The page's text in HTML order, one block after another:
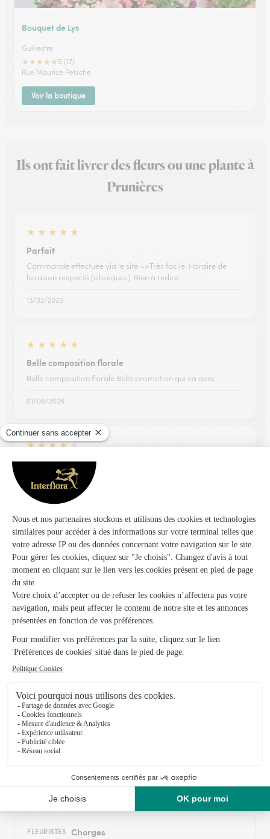
Bouquet de Lys
Guillestre
★★★★★ 5 (17)
Rue Maurice Petsche
Voir la boutique
Ils ont fait livrer des fleurs ou une plante à
Prunières
★ ★ ★ ★ ★
Parfait
Commande effectuée via le site =>Très facile. Horaire de
livraison respecté (obsèques). Rien à redire
13/02/2026
★ ★ ★ ★ ★
Belle composition florale
Belle composition florale Belle promotion qui va avec
01/06/2026
★ ★ ★ ★ ★
Bonne prestation arrivée dans la…
Bonne prestation arrivée dans la journée et le bouquet joli
19/02/2026
★ ★ ★ ★ ★
Expérience
Excellent service
14/02/2026
Trustpilot Échantillon d'avis clients fourni via Trustpilot.
les avis de la marque Interflora sur Trustpilot
Livraison de fleurs à Prunières et autour :
les villes proches couvertes par le réseau
Interflora
Saint-Apollinaire
FLEURISTES Chorges